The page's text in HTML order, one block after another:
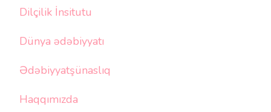
Dilçilik İnsitutu
Dünya ədəbiyyatı
Ədəbiyyatşünaslıq
Haqqımızda